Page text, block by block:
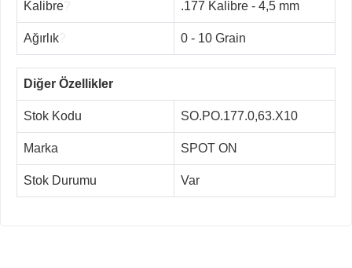
Kalibre .177 Kalibre - 4,5 mm
Ağırlık 0 - 10 Grain
Diğer Özellikler
Stok Kodu SO.PO.177.0,63.X10
Marka SPOT ON
Stok Durumu Var